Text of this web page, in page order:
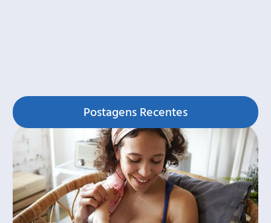
Postagens Recentes